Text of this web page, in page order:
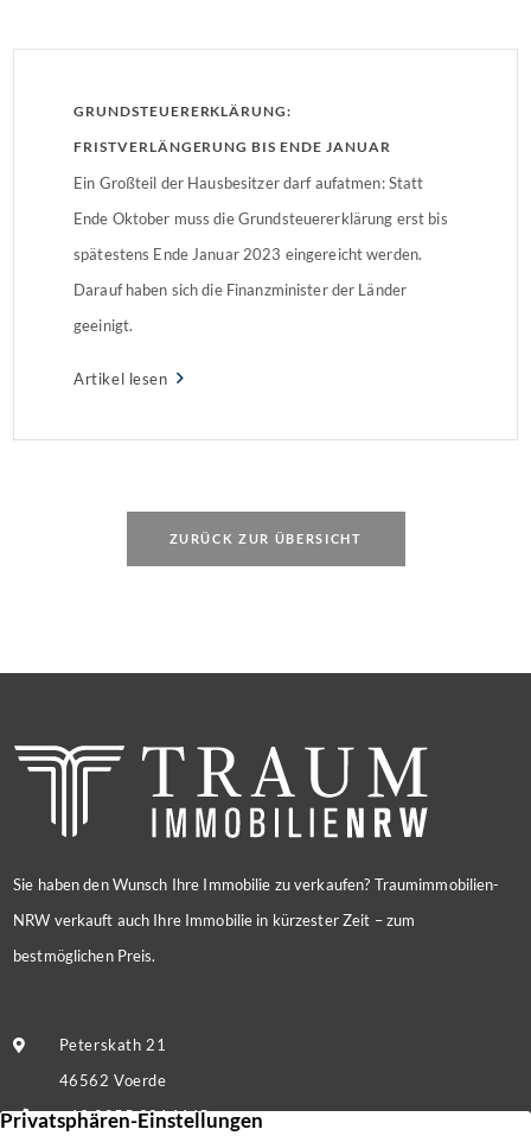
GRUNDSTEUERERKLÄRUNG:
FRISTVERLÄNGERUNG BIS ENDE JANUAR
Ein Großteil der Hausbesitzer darf aufatmen: Statt
Ende Oktober muss die Grundsteuererklärung erst bis
spätestens Ende Januar 2023 eingereicht werden.
Darauf haben sich die Finanzminister der Länder
geeinigt.
Artikel lesen
ZURÜCK ZUR ÜBERSICHT
Sie haben den Wunsch Ihre Immobilie zu verkaufen? Traumimmobilien-
NRW verkauft auch Ihre Immobilie in kürzester Zeit – zum
bestmöglichen Preis.
Peterskath 21
46562 Voerde
+49 2855 9214445